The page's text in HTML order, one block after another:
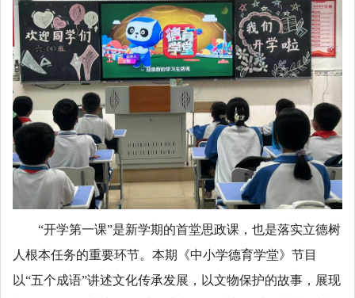
“开学第一课”是新学期的首堂思政课，也是落实立德树
人根本任务的重要环节。本期《中小学德育学堂》节目
以“五个成语”讲述文化传承发展，以文物保护的故事，展现